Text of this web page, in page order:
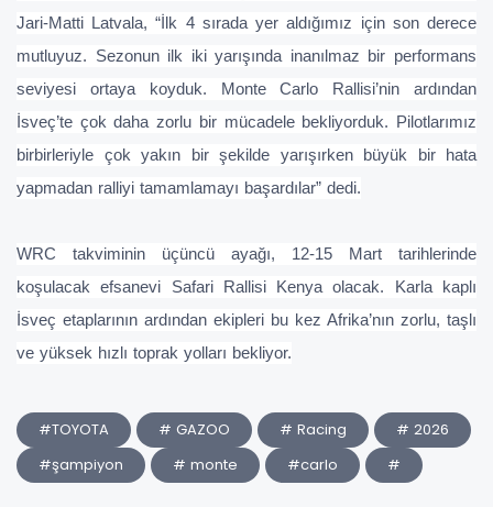
Jari-Matti Latvala, “İlk 4 sırada yer aldığımız için son derece
mutluyuz. Sezonun ilk iki yarışında inanılmaz bir performans
seviyesi ortaya koyduk. Monte Carlo Rallisi’nin ardından
İsveç’te çok daha zorlu bir mücadele bekliyorduk. Pilotlarımız
birbirleriyle çok yakın bir şekilde yarışırken büyük bir hata
yapmadan ralliyi tamamlamayı başardılar” dedi.
WRC takviminin üçüncü ayağı, 12-15 Mart tarihlerinde
koşulacak efsanevi Safari Rallisi Kenya olacak. Karla kaplı
İsveç etaplarının ardından ekipleri bu kez Afrika’nın zorlu, taşlı
ve yüksek hızlı toprak yolları bekliyor.
#TOYOTA # GAZOO # Racing
# 2026
#şampiyon
# monte #carlo #